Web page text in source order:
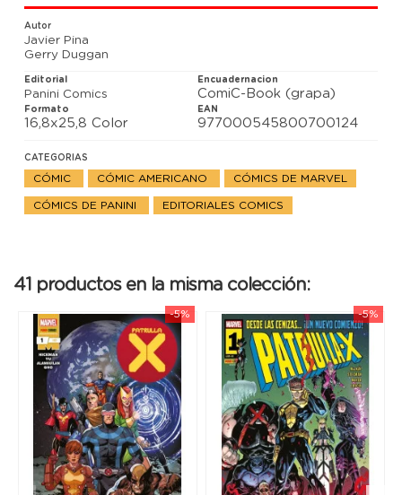
Autor
Javier Pina
Gerry Duggan
Editorial
Panini Comics
Encuadernacion
ComiC-Book (grapa)
Formato
16,8x25,8 Color
EAN
977000545800700124
CATEGORIAS
CÓMIC CÓMIC AMERICANO CÓMICS DE MARVEL
CÓMICS DE PANINI EDITORIALES COMICS
41 productos en la misma colección:
-5% -5%